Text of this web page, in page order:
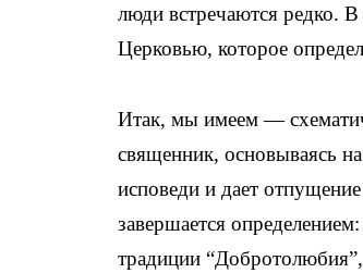
люди встречаются редко. В
Церковью, которое
Итак, мы имеем —
священник, основываясь
исповеди и дает
завершается
традиции